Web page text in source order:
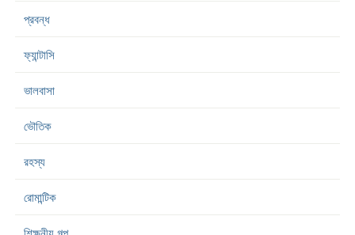
প্রবন্ধ
ফ্যান্টাসি
ভালবাসা
ভৌতিক
রহস্য
রোমান্টিক